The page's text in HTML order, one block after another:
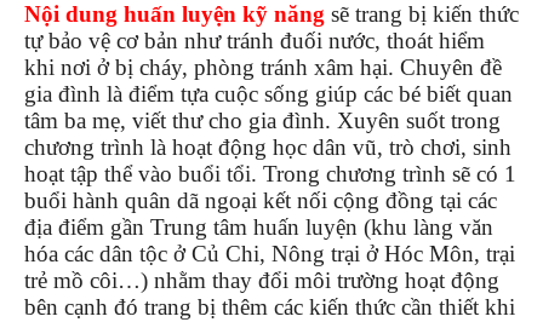
Nội dung huấn luyện kỹ năng sẽ trang bị kiến thức
tự bảo vệ cơ bản như tránh đuối nước, thoát hiểm
khi nơi ở bị cháy, phòng tránh xâm hại. Chuyên đề
gia đình là điểm tựa cuộc sống giúp các bé biết quan
tâm ba mẹ, viết thư cho gia đình. Xuyên suốt trong
chương trình là hoạt động học dân vũ, trò chơi, sinh
hoạt tập thể vào buổi tổi. Trong chương trình sẽ có 1
buổi hành quân dã ngoại kết nối cộng đồng tại các
địa điểm gần Trung tâm huấn luyện (khu làng văn
hóa các dân tộc ở Củ Chi, Nông trại ở Hóc Môn, trại
trẻ mồ côi…) nhằm thay đổi môi trường hoạt động
bên cạnh đó trang bị thêm các kiến thức cần thiết khi